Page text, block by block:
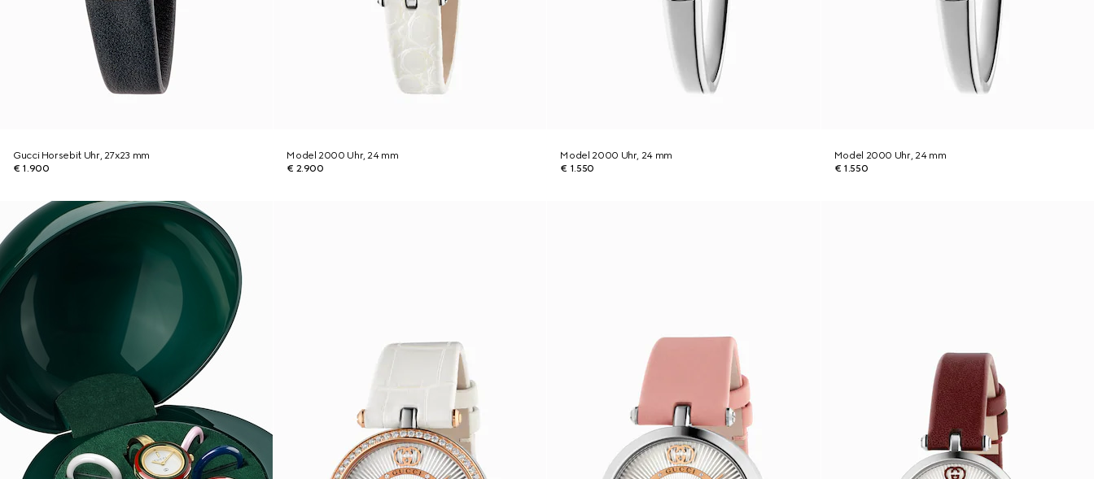
Gucci Horsebit Uhr, 27x23 mm
€ 1.900
Model 2000 Uhr, 24 mm
€ 2.900
Model 2000 Uhr, 24 mm
€ 1.550
Model 2000 Uhr, 24 mm
€ 1.550